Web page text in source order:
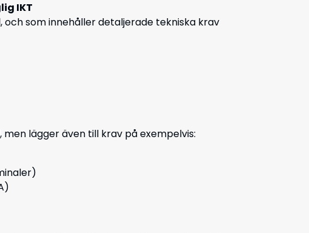
IKT
som innehåller detaljerade tekniska krav
men lägger även till krav på exempelvis: